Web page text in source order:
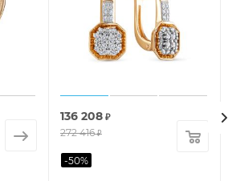
136 208 ₽
272 416₽
-50%